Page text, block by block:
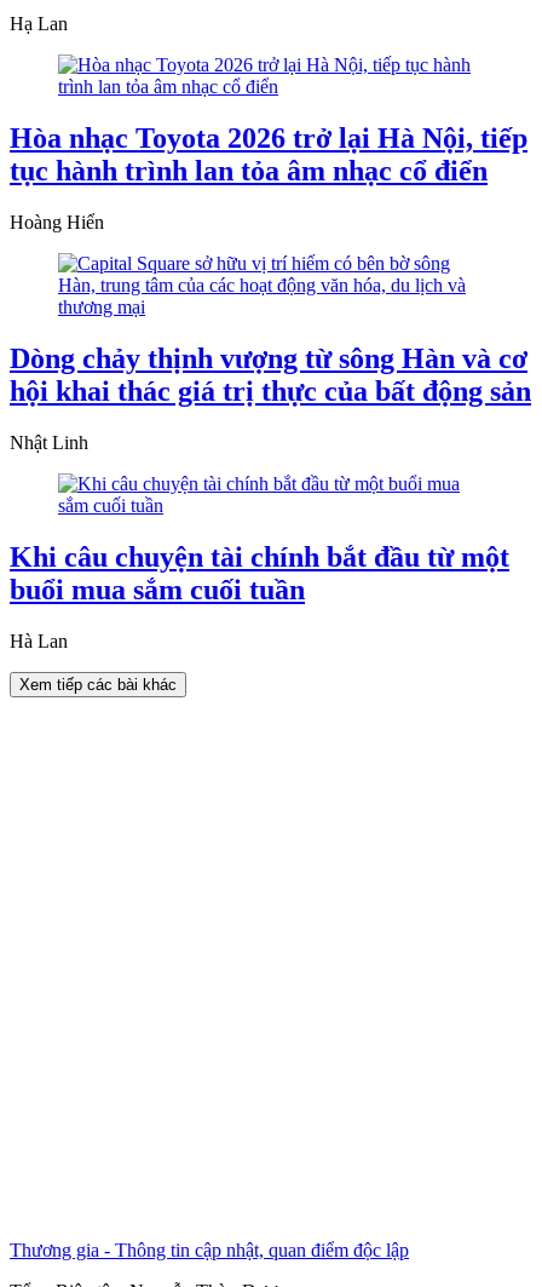
Hạ Lan
Hòa nhạc Toyota 2026 trở lại Hà Nội, tiếp
tục hành trình lan tỏa âm nhạc cổ điển
Hoàng Hiển
Dòng chảy thịnh vượng từ sông Hàn và cơ
hội khai thác giá trị thực của bất động sản
Nhật Linh
Khi câu chuyện tài chính bắt đầu từ một
buổi mua sắm cuối tuần
Hà Lan
Xem tiếp các bài khác
Thương gia - Thông tin cập nhật, quan điểm độc lập